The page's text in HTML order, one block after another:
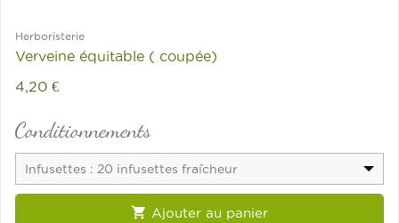
Herboristerie
Verveine équitable ( coupée)
4,20 €
Conditionnements
Infusettes : 20 infusettes fraîcheur
 Ajouter au panier